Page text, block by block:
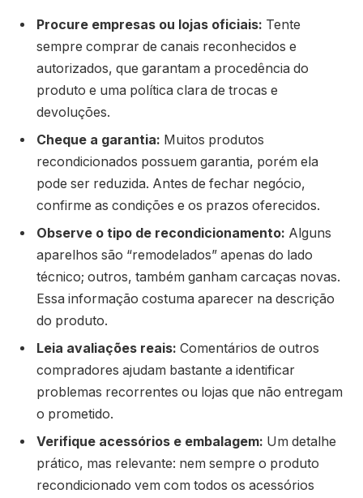
Procure empresas ou lojas oficiais: Tente
sempre comprar de canais reconhecidos e
autorizados, que garantam a procedência do
produto e uma política clara de trocas e
devoluções.
Cheque a garantia: Muitos produtos
recondicionados possuem garantia, porém ela
pode ser reduzida. Antes de fechar negócio,
confirme as condições e os prazos oferecidos.
Observe o tipo de recondicionamento: Alguns
aparelhos são “remodelados” apenas do lado
técnico; outros, também ganham carcaças novas.
Essa informação costuma aparecer na descrição
do produto.
Leia avaliações reais: Comentários de outros
compradores ajudam bastante a identificar
problemas recorrentes ou lojas que não entregam
o prometido.
Verifique acessórios e embalagem: Um detalhe
prático, mas relevante: nem sempre o produto
recondicionado vem com todos os acessórios